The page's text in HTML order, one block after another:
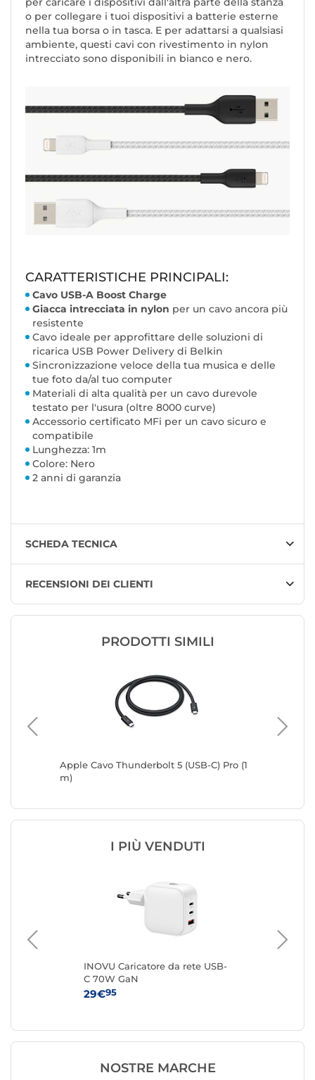
o per collegare i tuoi dispositivi a batterie esterne
nella tua borsa o in tasca. E per adattarsi a qualsiasi
ambiente, questi cavi con rivestimento in nylon
intrecciato sono disponibili in bianco e nero.
CARATTERISTICHE PRINCIPALI:
Cavo USB-A Boost Charge
Giacca intrecciata in nylon per un cavo ancora più
resistente
Cavo ideale per approfittare delle soluzioni di
ricarica USB Power Delivery di Belkin
Sincronizzazione veloce della tua musica e delle
tue foto da/al tuo computer
Materiali di alta qualità per un cavo durevole
testato per l'usura (oltre 8000 curve)
Accessorio certificato MFi per un cavo sicuro e
compatibile
Lunghezza: 1m
Colore: Nero
2 anni di garanzia
SCHEDA TECNICA
RECENSIONI DEI CLIENTI
PRODOTTI SIMILI
Apple Cavo Thunderbolt 5 (USB-C) Pro (1
m)
I PIÙ VENDUTI
INOVU Caricatore da rete USB-
C 70W GaN
29€95
NOSTRE MARCHE